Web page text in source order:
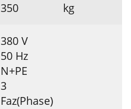
350 kg
380 V
50 Hz
N+PE
3
Faz(Phase)